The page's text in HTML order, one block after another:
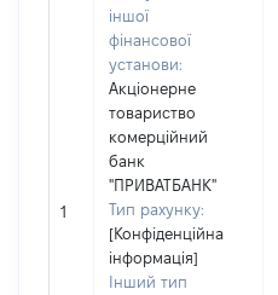
1
іншої
фінансової
установи:
Акціонерне
товариство
комерційний
банк
"ПРИВАТБАНК"
Тип рахунку:
[Конфіденційна
інформація]
Інший тип